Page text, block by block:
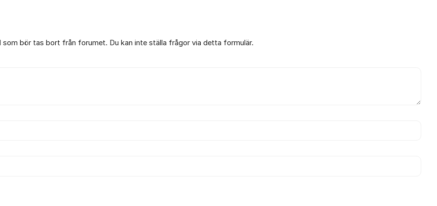
bör tas bort från forumet. Du kan inte ställa frågor via detta formulär.